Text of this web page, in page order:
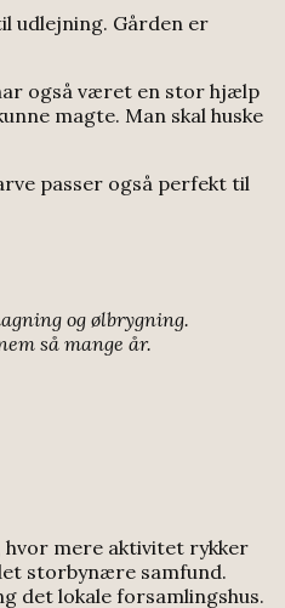
udlejning. Gården er
også været en stor hjælp
magte. Man skal huske
passer også perfekt til
og ølbrygning.
så mange år.
hvor mere aktivitet rykker
storbynære samfund.
det lokale forsamlingshus.